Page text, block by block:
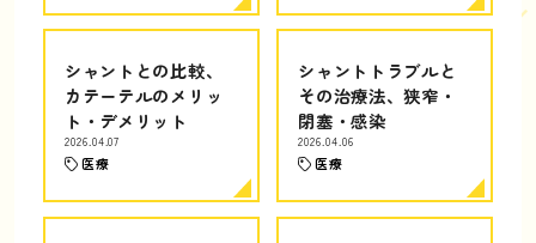
シャントとの比較、
カテーテルのメリッ
ト・デメリット
2026.04.07
医療
シャントトラブルと
その治療法、狭窄・
閉塞・感染
2026.04.06
医療